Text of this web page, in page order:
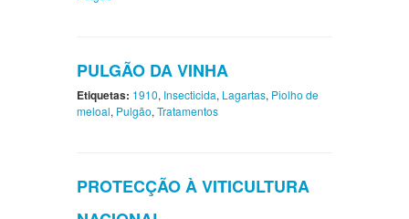
PULGÃO DA VINHA
Etiquetas: 1910, Insecticida, Lagartas, Piolho de
meloal, Pulgão, Tratamentos
PROTECÇÃO À VITICULTURA